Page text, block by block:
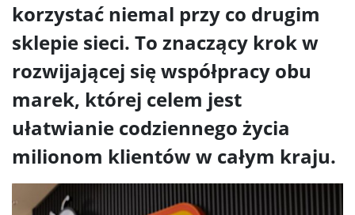
korzystać niemal przy co drugim
sklepie sieci. To znaczący krok w
rozwijającej się współpracy obu
marek, której celem jest
ułatwianie codziennego życia
milionom klientów w całym kraju.